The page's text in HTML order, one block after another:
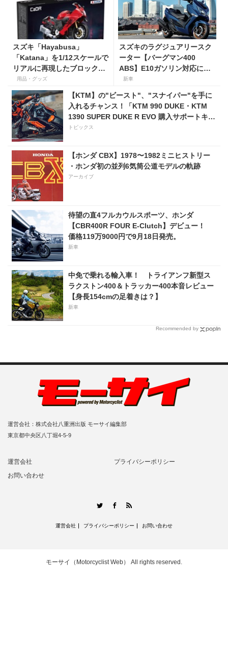
スズキ「Hayabusa」
「Katana」を1/12スケールで
リアルに再現したブロックモ
デルが登場！
用品・グッズ
スズキのラグジュアリースク
ーター【バーグマン400
ABS】E10ガソリン対応に仕
様変更して発売。価格は据え
新車
【KTM】の"ビースト"、"スナイパー"を手に
入れるチャンス！「KTM 990 DUKE・KTM
1390 SUPER DUKE R EVO 購入サポートキャ
ンペーン」
トピックス
【ホンダ CBX】1978〜1982ミニヒストリー
・ホンダ初の並列6気筒公道モデルの軌跡
アーカイブ
待望の直4フルカウルスポーツ、ホンダ
【CBR400R FOUR E-Clutch】デビュー！
価格119万9000円で9月18日発売。
新車
中免で乗れる輸入車！ トライアンフ新型ス
ラクストン400＆トラッカー400本音レビュー
【身長154cmの足着きは？】
新車
Recommended by
運営会社：株式会社八重洲出版 モーサイ編集部
東京都中央区八丁堀4-5-9
運営会社
プライバシーポリシー
お問い合わせ
TwitterFacebook
運営会社 プライバシーポリシー お問い合わせ
モーサイ（Motorcyclist Web） All rights reserved.